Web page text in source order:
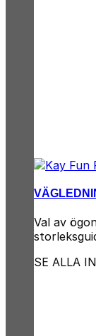
Val av
SE ALLA